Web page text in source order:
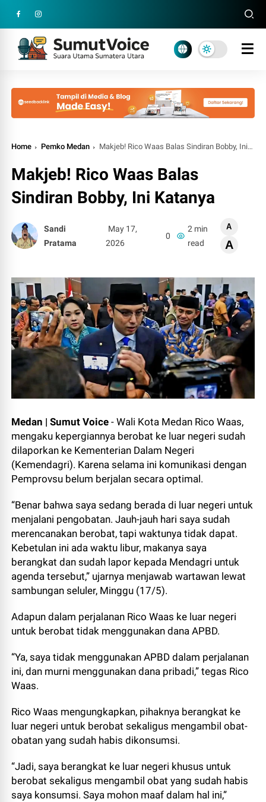
Home Pemko Medan Makjeb! Rico Waas Balas Sindiran Bobby, Ini Katanya
Makjeb! Rico Waas Balas
Sindiran Bobby, Ini Katanya
Sandi
Pratama
May 17,
2026
0
2 min
read
A
A
Medan | Sumut Voice - Wali Kota Medan Rico Waas,
mengaku kepergiannya berobat ke luar negeri sudah
dilaporkan ke Kementerian Dalam Negeri
(Kemendagri). Karena selama ini komunikasi dengan
Pemprovsu belum berjalan secara optimal.
“Benar bahwa saya sedang berada di luar negeri untuk
menjalani pengobatan. Jauh-jauh hari saya sudah
merencanakan berobat, tapi waktunya tidak dapat.
Kebetulan ini ada waktu libur, makanya saya
berangkat dan sudah lapor kepada Mendagri untuk
agenda tersebut,” ujarnya menjawab wartawan lewat
sambungan seluler, Minggu (17/5).
Adapun dalam perjalanan Rico Waas ke luar negeri
untuk berobat tidak menggunakan dana APBD.
“Ya, saya tidak menggunakan APBD dalam perjalanan
ini, dan murni menggunakan dana pribadi,” tegas Rico
Waas.
Rico Waas mengungkapkan, pihaknya berangkat ke
luar negeri untuk berobat sekaligus mengambil obat-
obatan yang sudah habis dikonsumsi.
“Jadi, saya berangkat ke luar negeri khusus untuk
berobat sekaligus mengambil obat yang sudah habis
saya konsumsi. Saya mohon maaf dalam hal ini,”